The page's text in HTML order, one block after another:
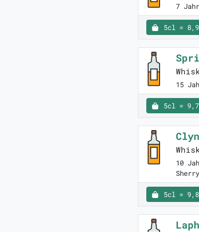
7
5cl =
15
5cl =
10
5cl =